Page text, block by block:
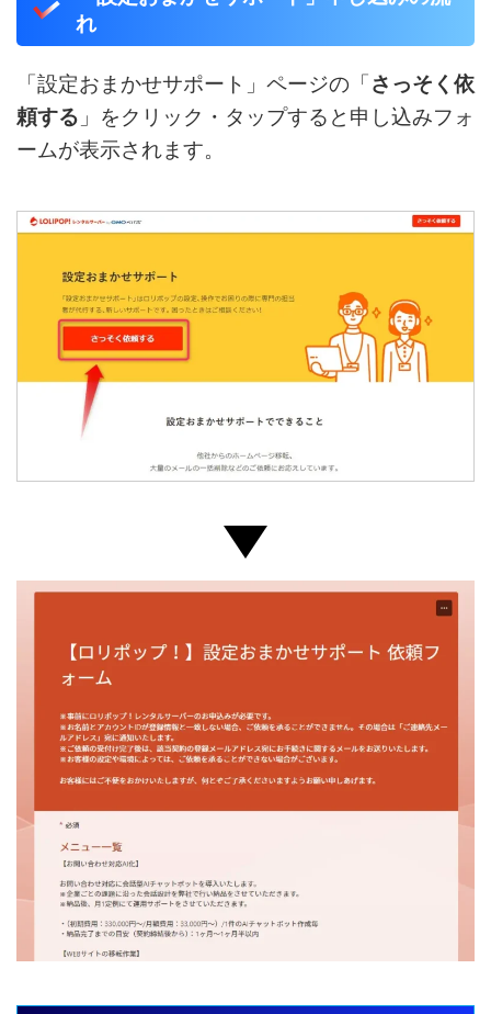
れ
「設定おまかせサポート」ページの「さっそく依
頼する 」をクリック・タップすると申し込みフォ
ームが表示されます。